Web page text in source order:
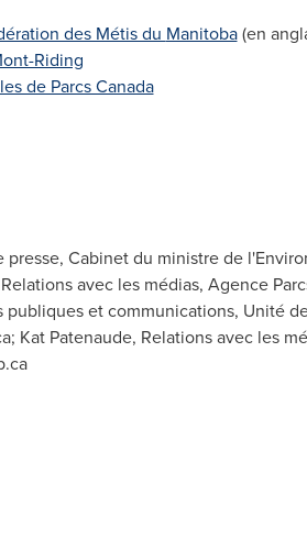
des Métis du Manitoba(en
Riding
de Parcs Canada
Cabinet du ministre de
avec les médias, Agence
et communications, Unité
; Kat Patenaude, Relations avec les